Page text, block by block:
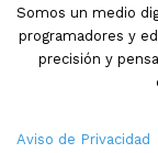
Somos un medio
programadores y
precisión y
Aviso de Privacidad